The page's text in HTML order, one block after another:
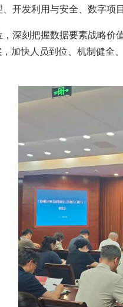
开发利用与安全、数字
深刻把握数据要素战略价
加快人员到位、机制健全